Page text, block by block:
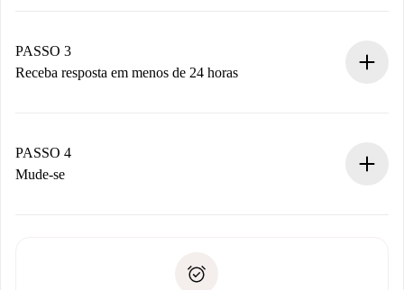
Não cobramos nada até que o proprietário confirme.
PASSO 3
Receba resposta em menos de 24 horas
proprietário.
Se recusada: não cobraremos nada e ofereceremos
Débito direto bancário
PASSO 4
Mude-se
não comunicar nenhum problema.